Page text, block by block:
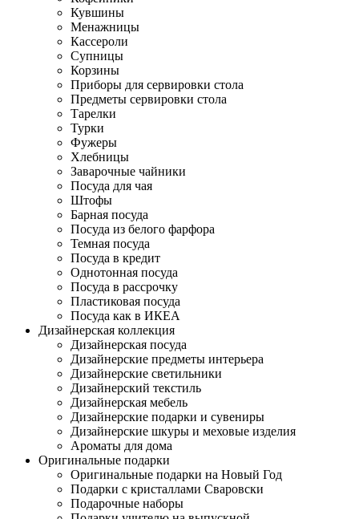
Кувшины
Менажницы
Кассероли
Супницы
Корзины
Приборы для сервировки стола
Предметы сервировки стола
Тарелки
Турки
Фужеры
Хлебницы
Заварочные чайники
Посуда для чая
Штофы
Барная посуда
Посуда из белого фарфора
Темная посуда
Посуда в кредит
Однотонная посуда
Посуда в рассрочку
Пластиковая посуда
Посуда как в ИКЕА
Дизайнерская коллекция
Дизайнерская посуда
Дизайнерские предметы интерьера
Дизайнерские светильники
Дизайнерский текстиль
Дизайнерская мебель
Дизайнерские подарки и сувениры
Дизайнерские шкуры и меховые изделия
Ароматы для дома
Оригинальные подарки
Оригинальные подарки на Новый Год
Подарки с кристаллами Сваровски
Подарочные наборы